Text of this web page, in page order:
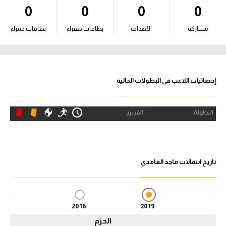
آراء حرة
ركن الألعاب
الدوري المصري
الدوري الإنجليزي الممتاز
الدوري الإيطالي
0
مشاركة
0
الأهداف
0
بطاقات صفراء
0
بطاقات حمراء
إحصائيات اللاعب في البطولات الحالية
البطولة الفريق
تاريخ انتقالات ماجد الغامدي
2019
2016
الحزم